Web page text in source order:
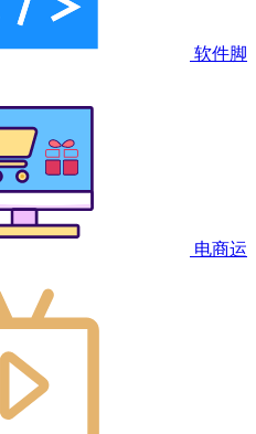
软件脚
电商运